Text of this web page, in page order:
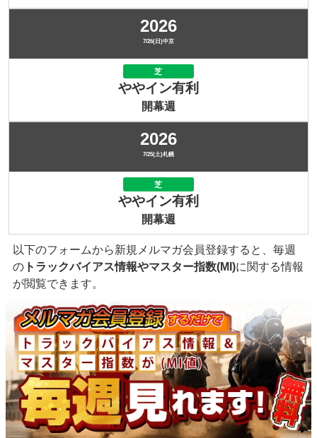
2026
7/26(日)中京
芝
ややイン有利
開幕週
2026
7/25(土)札幌
芝
ややイン有利
開幕週
以下のフォームから新規メルマガ会員登録すると、毎週
の トラックバイアス情報やマスター指数(MI)に関する情報
が閲覧できます。